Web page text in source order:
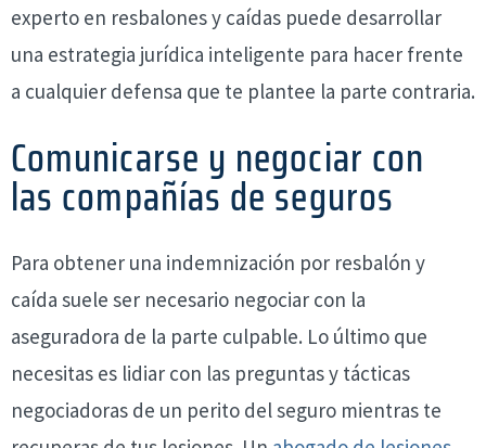
experto en resbalones y caídas puede desarrollar
una estrategia jurídica inteligente para hacer frente
a cualquier defensa que te plantee la parte contraria.
Comunicarse y negociar con
las compañías de seguros
Para obtener una indemnización por resbalón y
caída suele ser necesario negociar con la
aseguradora de la parte culpable. Lo último que
necesitas es lidiar con las preguntas y tácticas
negociadoras de un perito del seguro mientras te